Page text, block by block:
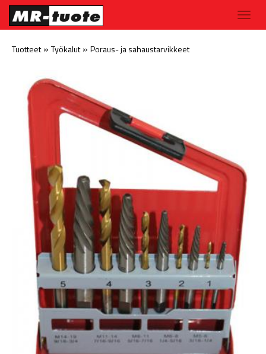
Tuotteet» Työkalut» Poraus- ja sahaustarvikkeet